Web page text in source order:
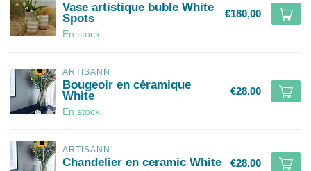
Vase artistique buble White
Spots
En stock
€180,00
ARTISANN
Bougeoir en céramique
White
En stock
€28,00
ARTISANN
Chandelier en ceramic White €28,00